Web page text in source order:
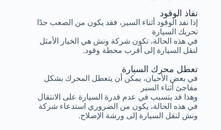
تعطل محرك السيارة
في بعض الأحيان، يمكن أن يتعطل المحرك بشكل
مفاجئ أثناء السير
وهذا قد يتسبب في عدم قدرة السيارة على الانتقال
في هذه الحالة، يكون من الضروري استدعاء شركة
ونش لنقل السيارة إلى ورشة الإصلاح.
نفاذ الوقود
إذا نفد الوقود أثناء السير، فقد يكون من الصعب جدًا
تحريك السيارة
في هذه الحالة، تكون شركة ونش هي الخيار الأمثل
لنقل السيارة إلى أقرب محطة وقود.